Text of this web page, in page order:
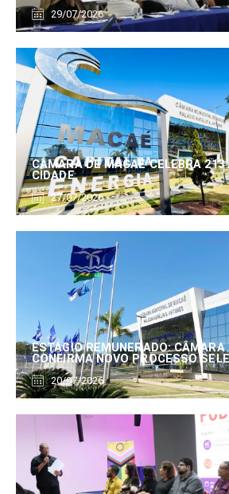
29/07/2026
CÂMARA DE MACAÉ CELEBRA 213
CIDADE
27/07/2026
ESTÁGIO REMUNERADO: CÂMARA
CONFIRMA NOVO PROCESSO
20/07/2026